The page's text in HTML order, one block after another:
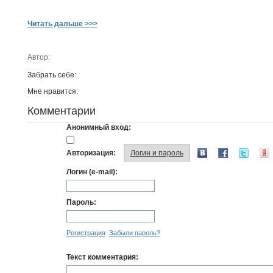
Читать дальше >>>
Автор:
Забрать себе:
Мне нравится:
Комментарии
Анонимный вход:
Авторизация: Логин и пароль
Логин (e-mail):
Пароль:
Регистрация Забыли пароль?
Текст комментария: